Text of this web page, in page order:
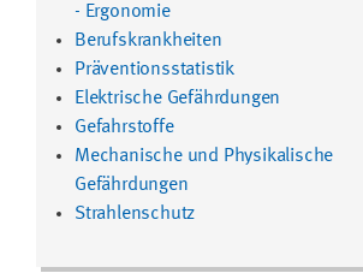
- Ergonomie
Berufskrankheiten
Präventionsstatistik
Elektrische Gefährdungen
Gefahrstoffe
Mechanische und Physikalische
Gefährdungen
Strahlenschutz